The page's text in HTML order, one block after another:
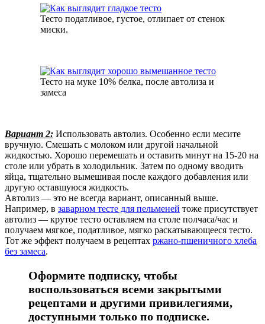
Тесто податливое, густое, отлипает от стенок
миски.
Тесто на муке 10% белка, после автолиза и
замеса
Вариант 2: Использовать автолиз. Особенно если месите
вручную. Смешать с молоком или другой начальной
жидкостью. Хорошо перемешать и оставить минут на 15-20 на
столе или убрать в холодильник. Затем по одному вводить
яйца, тщательно вымешивая после каждого добавления или
другую оставшуюся жидкость.
Автолиз — это не всегда вариант, описанный выше.
Например, в заварном тесте для пельменей тоже присутствует
автолиз — крутое тесто оставляем на столе полчаса/час и
получаем мягкое, податливое, мягко раскатывающееся тесто.
Тот же эффект получаем в рецептах ржано-пшеничного хлеба
без замеса.
Оформите подписку, чтобы
воспользоваться всеми закрытыми
рецептами и другими привилегиями,
доступными только по подписке.